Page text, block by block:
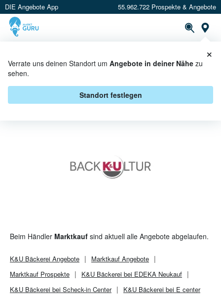
DIE Angebote App 55.962.722 Prospekte & Angebote
Verrate uns deinen Standort um Angebote in deiner Nähe zu
sehen.
Standort festlegen
×
K&U BÄCKEREI BEI MARKTKAUF -
ANGEBOTE & AKTIONEN
Beim Händler Marktkauf sind aktuell alle Angebote abgelaufen.
K&U Bäckerei Angebote Marktkauf Angebote
Marktkauf Prospekte
K&U Bäckerei bei EDEKA Neukauf
K&U Bäckerei bei Scheck-in Center
K&U Bäckerei bei E center